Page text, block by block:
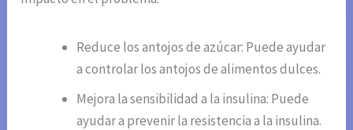
Reduce los antojos de azúcar: Puede ayudar
a controlar los antojos de alimentos dulces.
Mejora la sensibilidad a la insulina: Puede
ayudar a prevenir la resistencia a la insulina.